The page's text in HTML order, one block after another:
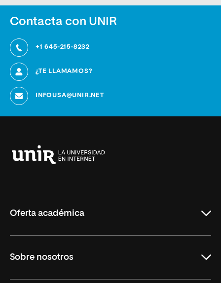
Contacta con UNIR
+1 645-215-8232
¿TE LLAMAMOS?
INFOUSA@UNIR.NET
Oferta académica
Derecho
Sobre nosotros